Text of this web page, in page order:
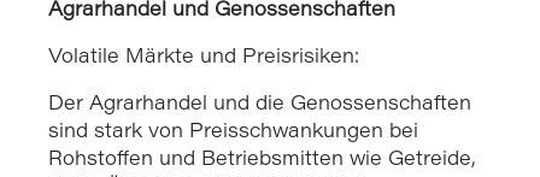
Agrarhandel und Genossenschaften
Volatile Märkte und Preisrisiken:
Der Agrarhandel und die Genossenschaften
sind stark von Preisschwankungen bei
Rohstoffen und Betriebsmitten wie Getreide,